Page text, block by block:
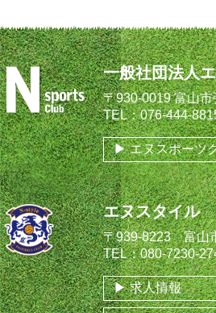
一般社団法人
〒930-0019 富山
TEL：076-444-
エヌスポーツ
エヌスタイル
〒939-8223 富山
TEL：080-7230-
求人情報